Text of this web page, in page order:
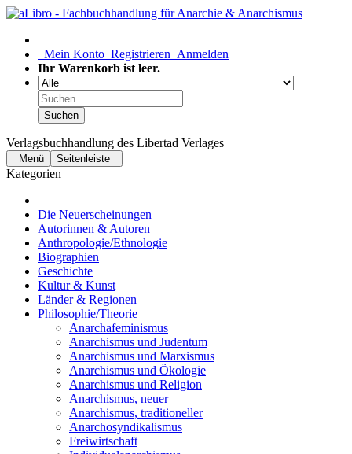
Mein Konto Registrieren Anmelden
Ihr Warenkorb ist leer.
Suchen
Verlagsbuchhandlung des Libertad Verlages
Menü Seitenleiste
Kategorien
Die Neuerscheinungen
Autorinnen & Autoren
Anthropologie/Ethnologie
Biographien
Geschichte
Kultur & Kunst
Länder & Regionen
Philosophie/Theorie
Anarchafeminismus
Anarchismus und Judentum
Anarchismus und Marxismus
Anarchismus und Ökologie
Anarchismus und Religion
Anarchismus, neuer
Anarchismus, traditioneller
Anarchosyndikalismus
Freiwirtschaft